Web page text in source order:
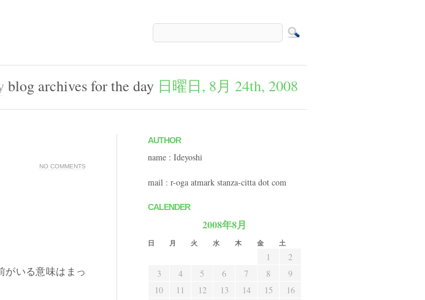
blog archives for the day 日曜日, 8月 24th, 2008
NO COMMENTS
がいる意味はまっ
AUTHOR
name : Ideyoshi
mail : r-oga atmark stanza-citta dot com
CALENDER
2008年8月
日 月 火 水 木 金 土
1
2
3
4 5 6 7 8
9
10
11 12 13 14 15
16